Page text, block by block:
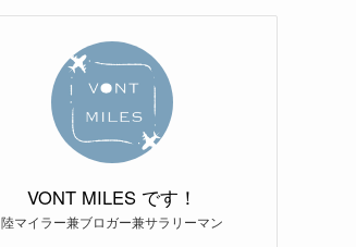
VONT MILES です！
陸マイラー兼ブロガー兼サラリーマン